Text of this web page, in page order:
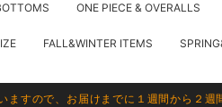
ONE PIECE & OVERALLS
FALL&WINTER ITEMS
すので、お届けまでに１週間から２週